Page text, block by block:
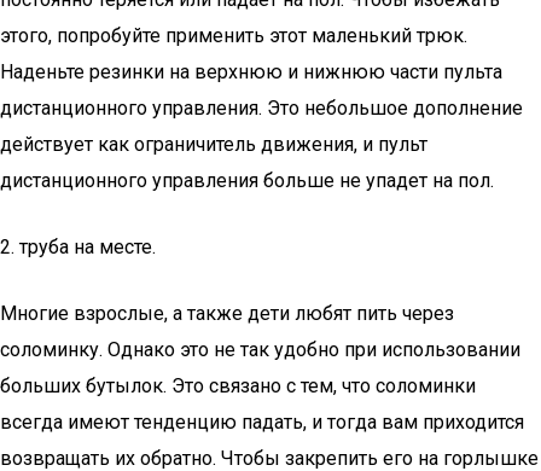
этого, попробуйте применить этот маленький трюк.
Наденьте резинки на верхнюю и нижнюю части пульта
дистанционного управления. Это небольшое дополнение
действует как ограничитель движения, и пульт
дистанционного управления больше не упадет на пол.
2. труба на месте.
Многие взрослые, а также дети любят пить через
соломинку. Однако это не так удобно при использовании
больших бутылок. Это связано с тем, что соломинки
всегда имеют тенденцию падать, и тогда вам приходится
возвращать их обратно. Чтобы закрепить его на горлышке